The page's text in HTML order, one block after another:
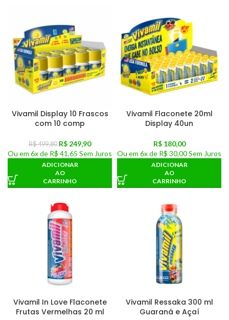
Vivamil Display 10 Frascos
com 10 comp
R$499,80 R$ 249,90
Ou em 6x de R$ 41,65 Sem Juros
ADICIONAR
AO
CARRINHO
Vivamil Flaconete 20ml
Display 40un
R$180,00
Ou em 6x de R$ 30,00Sem Juros
ADICIONAR
AO
CARRINHO
Vivamil In Love Flaconete
Frutas Vermelhas 20 ml
Vivamil Ressaka 300 ml
Guaraná e Açaí